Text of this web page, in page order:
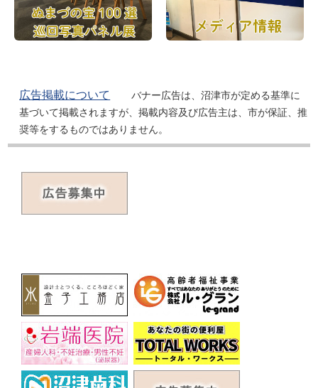
広告掲載について
バナー広告は、沼津市が定める基準に
基づいて掲載されますが、掲載内容及び広告主は、市が保証、推
奨等をするものではありません。